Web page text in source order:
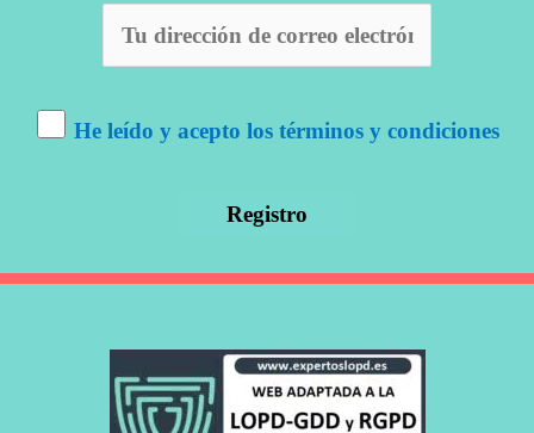
He leído y acepto los términos y condiciones